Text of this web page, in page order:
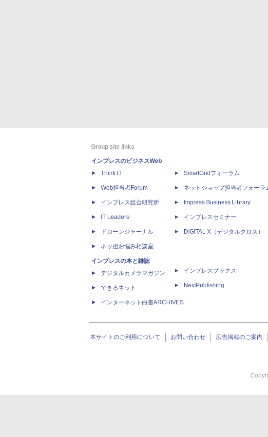
Group site links
インプレスのビジネスWeb
Think IT
Web担当者Forum
インプレス総合研究所
IT Leaders
ドローンジャーナル
ネッ担お悩み相談室
インプレスの本と雑誌
デジタルカメラマガジン
できるネット
インターネット白書ARCHIVES
SmartGridフォーラム
ネットショップ担当者フォーラ
Impress Business Library
インプレスセミナー
DIGITAL X（デジタルクロス）
インプレスブックス
NextPublishing
本サイトのご利用について お問い合わせ 広告掲載のご案内